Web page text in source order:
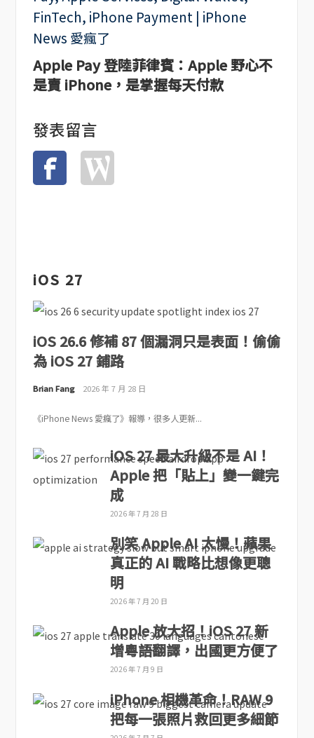
Apple Pay 登陸菲律賓：Apple 野心不
是賣 iPhone，是掌握每天付款
發表留言
iOS 27
iOS 26.6 修補 87 個漏洞只是表面！偷偷
為 iOS 27 鋪路
Brian Fang 2026 年 7 月 28 日
《iPhone News 愛瘋了》報導，很多人更新...
iOS 27 最大升級不是 AI！
Apple 把「貼上」變一鍵完
成
2026 年 7 月 28 日
別笑 Apple AI 太慢！蘋果
真正的 AI 戰略比想像更聰
明
2026 年 7 月 20 日
Apple 放大招！iOS 27 新
增粵語翻譯，出國更方便了
2026 年 7 月 9 日
iPhone 相機革命！RAW 9
把每一張照片救回更多細節